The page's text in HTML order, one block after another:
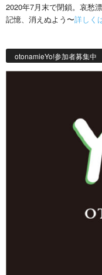
2020年7月末で閉鎖。哀愁
記憶、消えぬよう〜詳しく
otonamieYo!参加者募集中